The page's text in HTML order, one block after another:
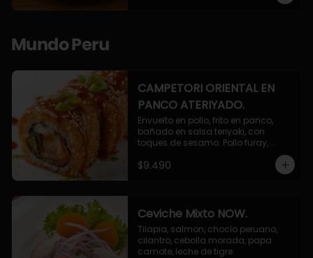
Mundo Peru
CAMPETORI ORIENTAL EN
PANCO ATERIYADO.
Envuelto en pollo, frito en panco,
bañado en salsa teriyaki, con
toques de sesamo. Pollo furay,
queso, champiñon furay, cebollin.
$9.490
Ceviche Mixto NOW.
Tilapia, salmon, choclo peruano,
cilantro, cebolla morada, papa
camote, leche de tigre.